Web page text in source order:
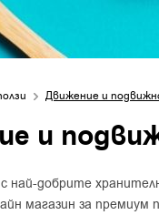
Движение и
и
с най-добрите
магазин за